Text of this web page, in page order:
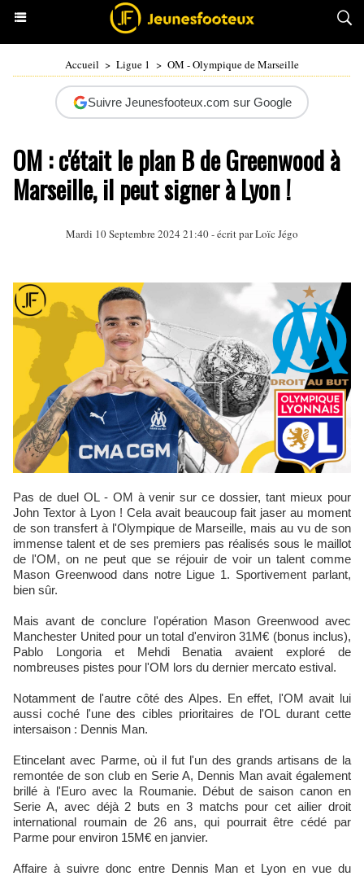
Accueil > Ligue 1 > OM - Olympique de Marseille
Suivre Jeunesfooteux.com sur Google
OM : c'était le plan B de Greenwood à
Marseille, il peut signer à Lyon !
Mardi 10 Septembre 2024 21:40 - écrit parLoïc Jégo
Pas de duel OL - OM à venir sur ce dossier, tant mieux pour
John Textor à Lyon ! Cela avait beaucoup fait jaser au moment
de son transfert à l'Olympique de Marseille, mais au vu de son
immense talent et de ses premiers pas réalisés sous le maillot
de l'OM, on ne peut que se réjouir de voir un talent comme
Mason Greenwood dans notre Ligue 1. Sportivement parlant,
bien sûr.
Mais avant de conclure l'opération Mason Greenwood avec
Manchester United pour un total d'environ 31M€ (bonus inclus),
Pablo Longoria et Mehdi Benatia avaient exploré de
nombreuses pistes pour l'OM lors du dernier mercato estival.
Notamment de l'autre côté des Alpes. En effet, l'OM avait lui
aussi coché l'une des cibles prioritaires de l'OL durant cette
intersaison : Dennis Man.
Etincelant avec Parme, où il fut l'un des grands artisans de la
remontée de son club en Serie A, Dennis Man avait également
brillé à l'Euro avec la Roumanie. Début de saison canon en
Serie A, avec déjà 2 buts en 3 matchs pour cet ailier droit
international roumain de 26 ans, qui pourrait être cédé par
Parme pour environ 15M€ en janvier.
Affaire à suivre donc entre Dennis Man et Lyon en vue du